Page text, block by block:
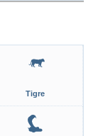
Tigre